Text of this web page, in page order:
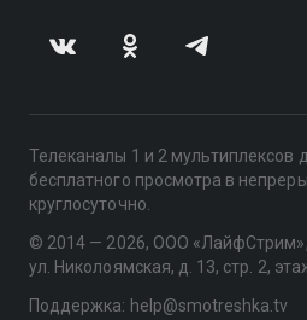
Телеканалы 1 и 2 мультиплексов
бесплатного просмотра в
круглосуточно.
© 2014 — 2026, ООО «ЛайфСтрим»,
ул. Николоямская, д. 13, стр. 2,
Поддержка: help@smotreshka.tv